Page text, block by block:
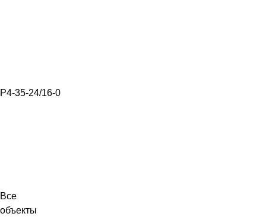
Р4-35-24/16-0
Все
объекты